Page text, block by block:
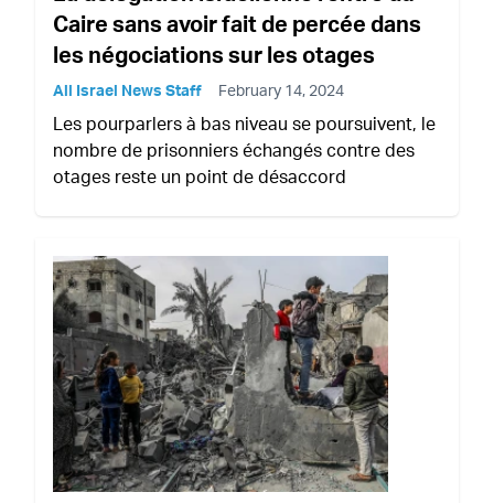
Caire sans avoir fait de percée dans
les négociations sur les otages
All Israel News Staff February 14, 2024
Les pourparlers à bas niveau se poursuivent, le
nombre de prisonniers échangés contre des
otages reste un point de désaccord